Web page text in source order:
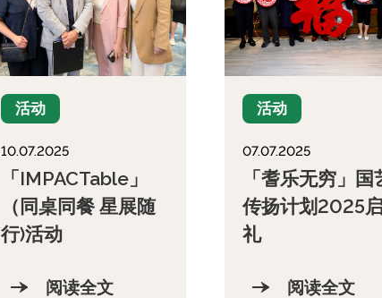
活动
10.07.2025
「IMPACTable」
（同桌同餐 星展随
行)活动
阅读全文
活动
07.07.2025
「耆乐无穷」国
传扬计划2025
礼
阅读全文